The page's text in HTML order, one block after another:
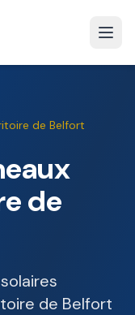
de Belfort
de
de Belfort